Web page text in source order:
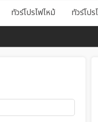
ทัวร์โปรไฟไหม้ ทัวร์โป